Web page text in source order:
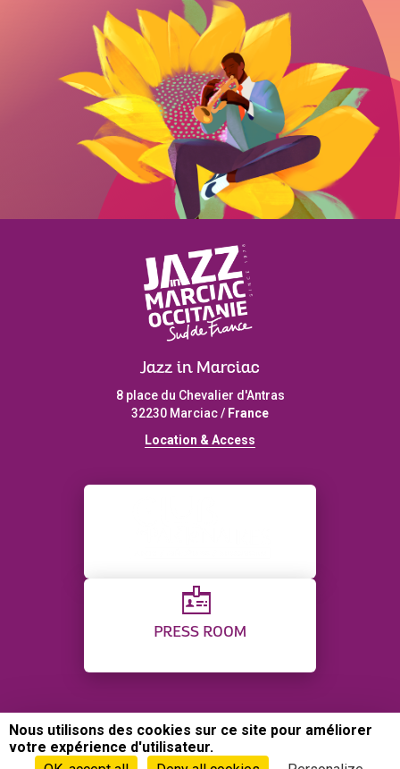
Jazz in Marciac
8 place du Chevalier d'Antras
32230 Marciac / France
Location & Access
PRESS ROOM
CONTACT SITE MAP CREDITS
PRIVACY POLICY
COOKIES
Nous utilisons des cookies sur ce site pour améliorer
votre expérience d'utilisateur.